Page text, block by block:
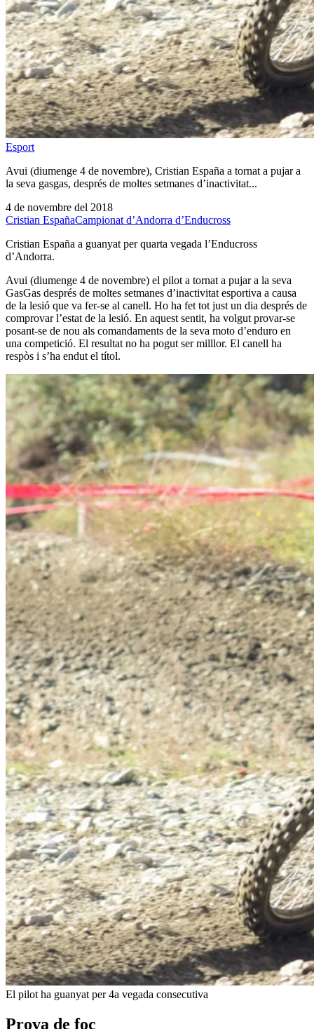
Esport
Avui (diumenge 4 de novembre), Cristian España a tornat a pujar a
la seva gasgas, després de moltes setmanes d’inactivitat...
4 de novembre del 2018
Cristian EspañaCampionat d’Andorra d’Enducross
Cristian España a guanyat per quarta vegada l’Enducross
d’Andorra.
Avui (diumenge 4 de novembre) el pilot a tornat a pujar a la seva
GasGas després de moltes setmanes d’inactivitat esportiva a causa
de la lesió que va fer-se al canell. Ho ha fet tot just un dia després de
comprovar l’estat de la lesió. En aquest sentit, ha volgut provar-se
posant-se de nou als comandaments de la seva moto d’enduro en
una competició. El resultat no ha pogut ser milllor. El canell ha
respòs i s’ha endut el títol.
El pilot ha guanyat per 4a vegada consecutiva
Prova de foc